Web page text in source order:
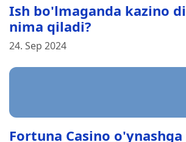
Ish bo'lmaganda kazino
nima qiladi?
24. Sep 2024
Fortuna Casino o'ynashga